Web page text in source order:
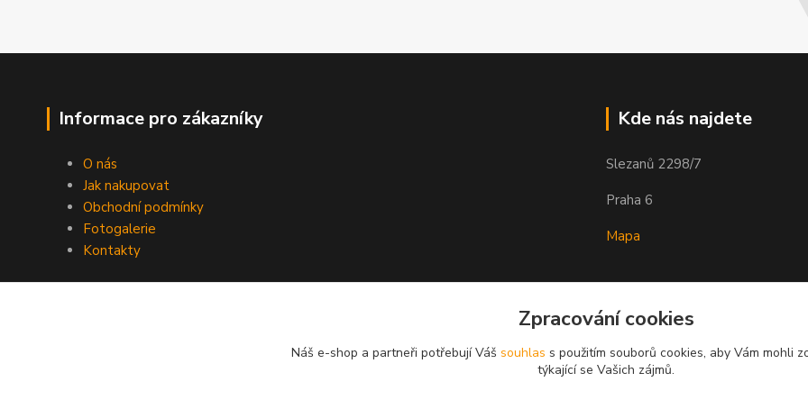
Informace pro zákazníky
O nás
Jak nakupovat
Obchodní podmínky
Fotogalerie
Kontakty
Kde nás najdete
Slezanů 2298/7
Praha 6
Mapa
Zpracování cookies
Náš e-shop a partneři potřebují Váš souhlas s použitím souborů cookies, aby Vám mohli
týkající se Vašich zájmů.